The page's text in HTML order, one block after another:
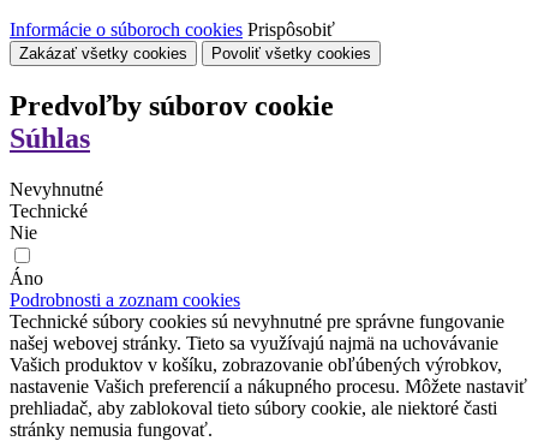
Informácie o súboroch cookies Prispôsobiť
Zakázať všetky cookies Povoliť všetky cookies
Predvoľby súborov cookie
Súhlas
Nevyhnutné
Technické
Nie
Áno
Podrobnosti a zoznam cookies
Technické súbory cookies sú nevyhnutné pre správne fungovanie
našej webovej stránky. Tieto sa využívajú najmä na uchovávanie
Vašich produktov v košíku, zobrazovanie obľúbených výrobkov,
nastavenie Vašich preferencií a nákupného procesu. Môžete nastaviť
prehliadač, aby zablokoval tieto súbory cookie, ale niektoré časti
stránky nemusia fungovať.